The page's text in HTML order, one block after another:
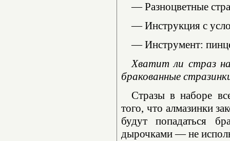
— Разноцветные
— Инструкция с
— Инструмент:
Хватит ли страз
бракованные
Стразы в наборе
того, что алмазинки
будут попадаться
дырочками — не